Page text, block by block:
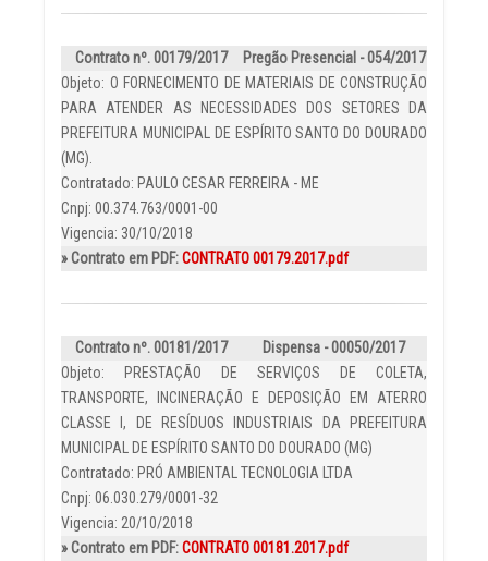
Contrato nº. 00179/2017
Pregão Presencial - 054/2017
Objeto: O FORNECIMENTO DE MATERIAIS DE CONSTRUÇÃO
PARA ATENDER AS NECESSIDADES DOS SETORES DA
PREFEITURA MUNICIPAL DE ESPÍRITO SANTO DO DOURADO
(MG).
Contratado: PAULO CESAR FERREIRA - ME
Cnpj: 00.374.763/0001-00
Vigencia: 30/10/2018
» Contrato em PDF:CONTRATO 00179.2017.pdf
Contrato nº. 00181/2017
Dispensa - 00050/2017
Objeto: PRESTAÇÃO DE SERVIÇOS DE COLETA,
TRANSPORTE, INCINERAÇÃO E DEPOSIÇÃO EM ATERRO
CLASSE I, DE RESÍDUOS INDUSTRIAIS DA PREFEITURA
MUNICIPAL DE ESPÍRITO SANTO DO DOURADO (MG)
Contratado: PRÓ AMBIENTAL TECNOLOGIA LTDA
Cnpj: 06.030.279/0001-32
Vigencia: 20/10/2018
» Contrato em PDF:CONTRATO 00181.2017.pdf